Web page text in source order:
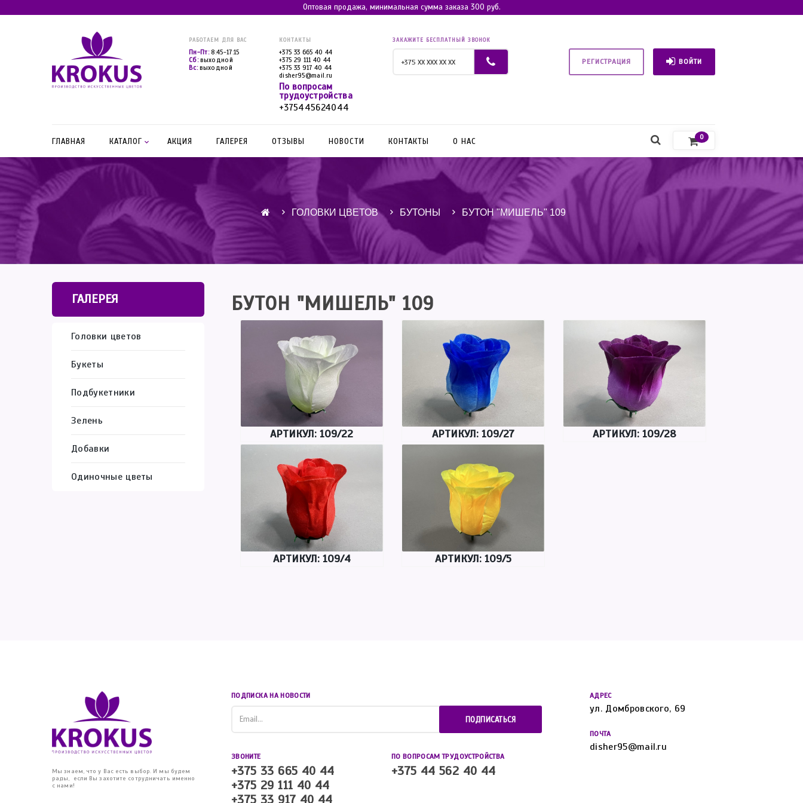
Оптовая продажа, минимальная сумма заказа 300 руб.
РАБОТАЕМ ДЛЯ ВАС
Пн-Пт: 8:45-17:15
Сб:выходной
Вс:выходной
КОНТАКТЫ
+375 33 665 40 44
+375 29 111 40 44
+375 33 917 40 44
disher95@mail.ru
По вопросам
трудоустройства
+375445624044
ЗАКАЖИТЕ БЕСПЛАТНЫЙ ЗВОНОК
РЕГИСТРАЦИЯ ВОЙТИ
ГЛАВНАЯ КАТАЛОГ АКЦИЯ ГАЛЕРЕЯ ОТЗЫВЫ НОВОСТИ КОНТАКТЫ О НАС
0
ГОЛОВКИ ЦВЕТОВ БУТОНЫ БУТОН "МИШЕЛЬ" 109
ГАЛЕРЕЯ
Головки цветов
Букеты
Подбукетники
Зелень
Добавки
Одиночные цветы
БУТОН "МИШЕЛЬ" 109
АРТИКУЛ: 109/22 АРТИКУЛ: 109/27 АРТИКУЛ: 109/28
АРТИКУЛ: 109/4 АРТИКУЛ: 109/5
Мы знаем, что у Вас есть выбор. И мы будем
рады, если Вы захотите сотрудничать именно
с нами!
ПОДПИСКА НА НОВОСТИ
ПОДПИСАТЬСЯ
ЗВОНИТЕ
+375 33 665 40 44
+375 29 111 40 44
+375 33 917 40 44
ПО ВОПРОСАМ ТРУДОУСТРОЙСТВА
+375 44 562 40 44
АДРЕС
ул. Домбровского, 69
ПОЧТА
disher95@mail.ru